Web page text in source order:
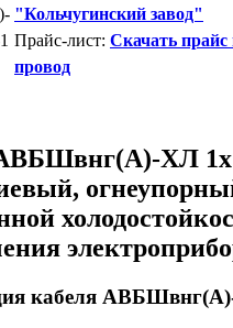
"Кольчугинский завод"
Прайс-лист: Скачать прайс
провод
ХЛ
кабеля